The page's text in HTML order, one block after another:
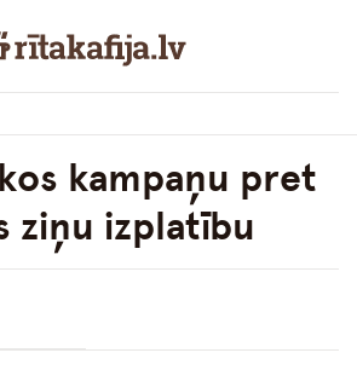
kampaņu pret
ziņu izplatību